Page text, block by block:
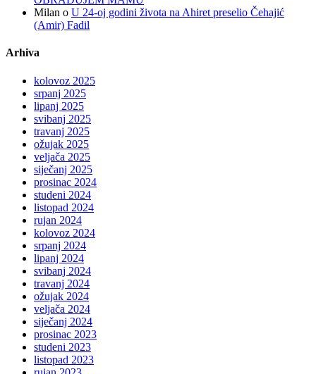
Milan o U 24-oj godini života na Ahiret preselio Čehajić
(Amir) Fadil
Arhiva
kolovoz 2025
srpanj 2025
lipanj 2025
svibanj 2025
travanj 2025
ožujak 2025
veljača 2025
siječanj 2025
prosinac 2024
studeni 2024
listopad 2024
rujan 2024
kolovoz 2024
srpanj 2024
lipanj 2024
svibanj 2024
travanj 2024
ožujak 2024
veljača 2024
siječanj 2024
prosinac 2023
studeni 2023
listopad 2023